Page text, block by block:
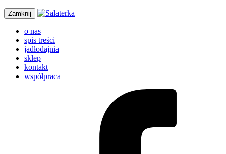
Zamknij
o nas
spis treści
jadłodajnia
sklep
kontakt
współpraca